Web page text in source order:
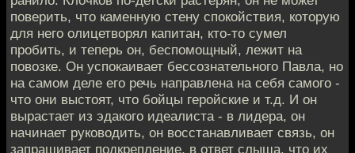
поверить, что каменную стену спокойствия, которую
для него олицетворял капитан, кто-то сумел
пробить, и теперь он, беспомощный, лежит на
повозке. Он успокаивает бессознательного Павла, но
на самом деле его речь направлена на себя самого -
что они выстоят, что бойцы геройские и т.д. И он
вырастает из эдакого идеалиста - в лидера, он
начинает руководить, он восстанавливает связь, он
запрашивает подкрепление, в ответ слыша, что их